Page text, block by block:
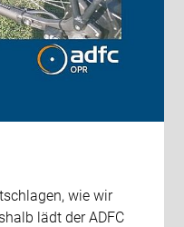
wie wir
lädt der ADFC